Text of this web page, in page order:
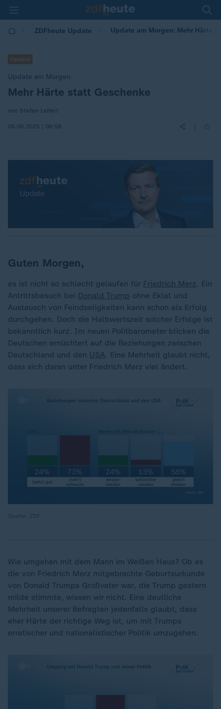
ZDFheute Update Update am Morgen: Mehr Härte
Update
Update am Morgen
:Mehr Härte statt Geschenke
von Stefan Leifert
06.06.2025 | 06:58
Guten Morgen,
es ist nicht so schlecht gelaufen für Friedrich Merz. Ein
Antrittsbesuch bei Donald Trump ohne Eklat und
Austausch von Feindseligkeiten kann schon als Erfolg
durchgehen. Doch die Halbwertszeit solcher Erfolge ist
bekanntlich kurz. Im neuen Politbarometer blicken die
Deutschen ernüchtert auf die Beziehungen zwischen
Deutschland und den USA. Eine Mehrheit glaubt nicht,
dass sich daran unter Friedrich Merz viel ändert.
Wie umgehen mit dem Mann im Weißen Haus? Ob es
die von Friedrich Merz mitgebrachte Geburtsurkunde
von Donald Trumps Großvater war, die Trump gestern
milde stimmte, wissen wir nicht. Eine deutliche
Mehrheit unserer Befragten jedenfalls glaubt, dass
eher Härte der richtige Weg ist, um mit Trumps
erratischer und nationalistischer Politik umzugehen.